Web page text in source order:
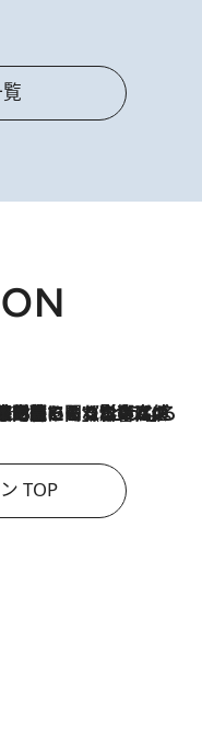
ージ料の高値が続いている」ホルムズ海峡封鎖による影響はいつまで続く？《エネルギー専門家に聞く“どうなる日本の暮らし”》
TOP